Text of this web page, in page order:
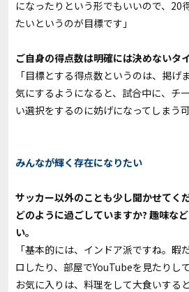
になったりという形でもいいので、20
たいというのが目標です」
――ご自身の得点数は明確には決めないタ
「目標とする得点数というのは、掲げ
気にするようになると、試合中に、チ
い選択をするのに妨げになってしまう
みんなが輝く存在になりたい
――サッカー以外のことも少し聞かせてく
どのように過ごしていますか? 趣味な
い。
「基本的には、インドア派ですね。暇
ロしたり、部屋でYouTubeを見たりし
お気に入りは、料理をして大食いする